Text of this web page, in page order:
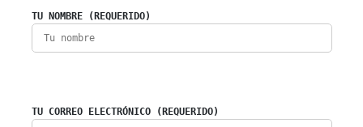
TU NOMBRE (REQUERIDO)
TU CORREO ELECTRÓNICO (REQUERIDO)